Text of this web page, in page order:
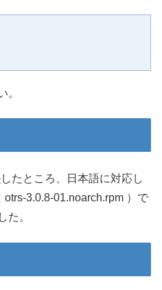
。
したところ、日本語に対応し
3.0.8-01.noarch.rpm ）で
た。